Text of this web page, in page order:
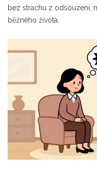
bez strachu z odsouzení,
běžného života.